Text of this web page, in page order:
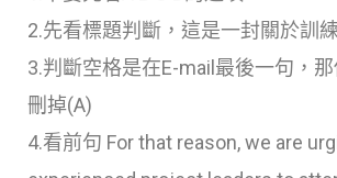
2.先看標題判斷，這是一封關於訓
3.判斷空格是在E-mail最後一句，
刪掉(A)
4.看前句 For that reason, we are